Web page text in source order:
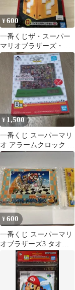
¥600
一番くじザ・スーパー
マリオブラザーズ・ム
ービーD賞タオル2点セ
ット
¥ 1,500
一番くじ スーパーマリ
オ アラームクロック B
賞
¥600
一番くじ スーパーマリ
オブラザーズ3 タオル